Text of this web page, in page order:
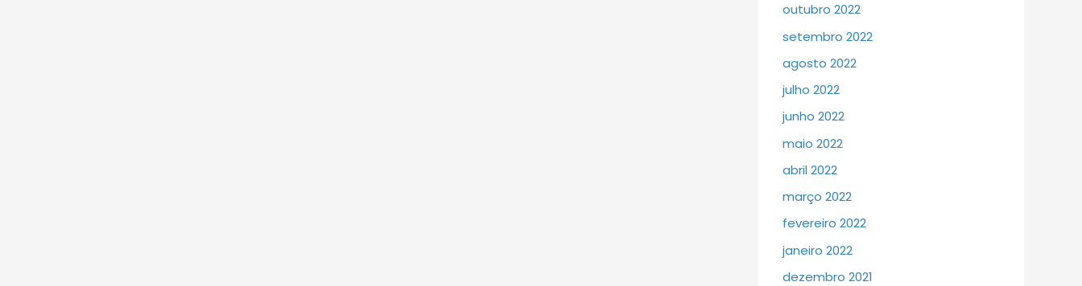
outubro 2022
setembro 2022
agosto 2022
julho 2022
junho 2022
maio 2022
abril 2022
março 2022
fevereiro 2022
janeiro 2022
dezembro 2021